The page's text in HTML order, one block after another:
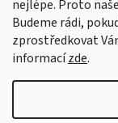
nejlépe. Proto
Budeme rádi,
zprostředkovat
informacízde.